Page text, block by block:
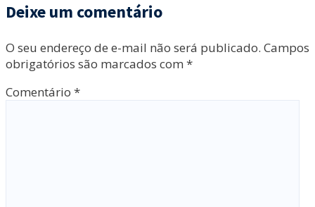
Deixe um comentário
O seu endereço de e-mail não será publicado. Campos
obrigatórios são marcados com *
Comentário *